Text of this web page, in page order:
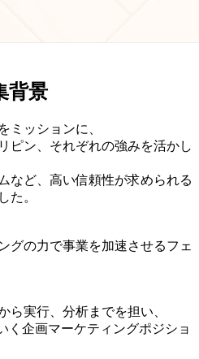
背景
ミッションに、
ピン、それぞれの強みを活かし
など、高い信頼性が求められる
た。
グの力で事業を加速させるフェ
ら実行、分析までを担い、
く企画マーケティングポジショ